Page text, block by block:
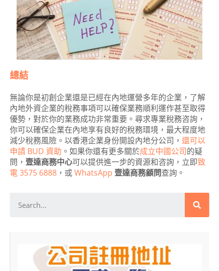
總結
無論你是初創企業還是已經在內地運營多年的企業，了解
內地外資企業的稅務事項可以確保業務順利運作甚至取得
優勢，對於你的業務成功非常重要。尋求專業稅務咨詢，
你可以確保企業在內地享有良好的稅務環境，最大程度地
減少稅務風險。以香港企業身份開設內地分公司， 還可以
申請 BUD 資助 。如果你還有更多關於成立中國公司的疑
問， 壹達商務中心可以提供進一步的資源和咨詢，立即致
電 3575 6888 ，或WhatsApp 壹達商務顧問查詢。